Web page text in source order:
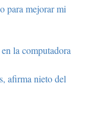
para mejorar mi
la computadora
afirma nieto del